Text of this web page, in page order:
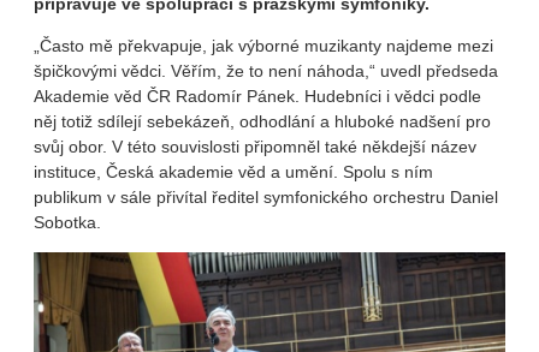
připravuje ve spolupráci s pražskými symfoniky.
„Často mě překvapuje, jak výborné muzikanty najdeme mezi
špičkovými vědci. Věřím, že to není náhoda,“ uvedl předseda
Akademie věd ČR Radomír Pánek. Hudebníci i vědci podle
něj totiž sdílejí sebekázeň, odhodlání a hluboké nadšení pro
svůj obor. V této souvislosti připomněl také někdejší název
instituce, Česká akademie věd a umění. Spolu s ním
publikum v sále přivítal ředitel symfonického orchestru Daniel
Sobotka.